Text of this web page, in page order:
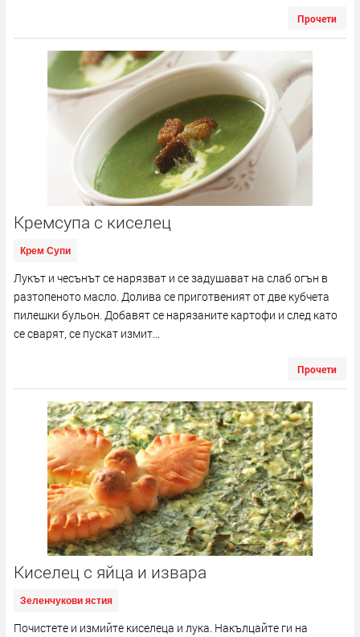
Прочети
Кремсупа с киселец
Крем Супи
Лукът и чесънът се нарязват и се задушават на слаб огън в
разтопеното масло. Долива се приготвеният от две кубчета
пилешки бульон. Добавят се нарязаните картофи и след като
се сварят, се пускат измит...
Прочети
Киселец с яйца и извара
Зеленчукови ястия
Почистете и измийте киселеца и лука. Накълцайте ги на